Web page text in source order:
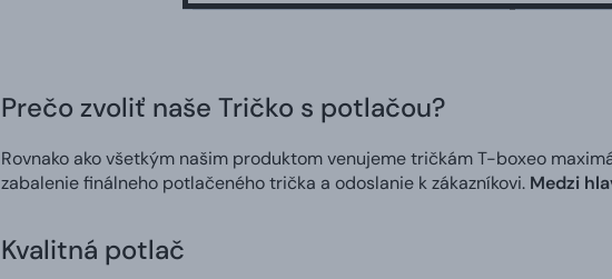
Prečo zvoliť naše Tričko s potlačou?
Rovnako ako všetkým našim produktom venujeme tričkám T-boxeo
zabalenie finálneho potlačeného trička a odoslanie k zákazníkovi.Medzi
Kvalitná potlač